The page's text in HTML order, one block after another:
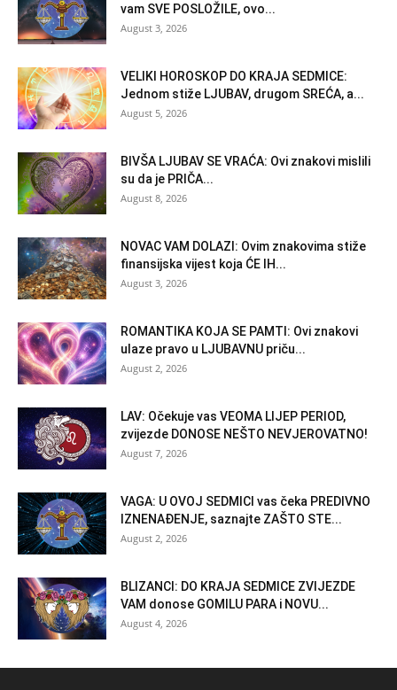
vam SVE POSLOŽILE, ovo...
August 3, 2026
VELIKI HOROSKOP DO KRAJA SEDMICE:
Jednom stiže LJUBAV, drugom SREĆA, a...
August 5, 2026
BIVŠA LJUBAV SE VRAĆA: Ovi znakovi mislili
su da je PRIČA...
August 8, 2026
NOVAC VAM DOLAZI: Ovim znakovima stiže
finansijska vijest koja ĆE IH...
August 3, 2026
ROMANTIKA KOJA SE PAMTI: Ovi znakovi
ulaze pravo u LJUBAVNU priču...
August 2, 2026
LAV: Očekuje vas VEOMA LIJEP PERIOD,
zvijezde DONOSE NEŠTO NEVJEROVATNO!
August 7, 2026
VAGA: U OVOJ SEDMICI vas čeka PREDIVNO
IZNENAĐENJE, saznajte ZAŠTO STE...
August 2, 2026
BLIZANCI: DO KRAJA SEDMICE ZVIJEZDE
VAM donose GOMILU PARA i NOVU...
August 4, 2026